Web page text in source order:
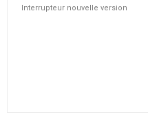
Interrupteur nouvelle version